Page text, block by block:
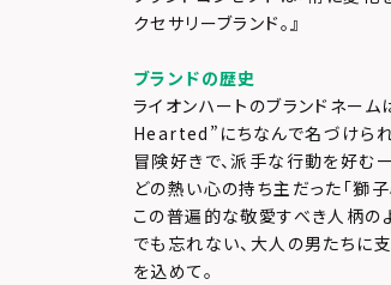
クセサリーブランド。』
ブランドの歴史
ライオンハートのブランドネー
Hearted”にちなんで名づけられ
冒険好きで、派手な行動を好む
どの熱い心の持ち主だった「獅子
この普遍的な敬愛すべき人柄の
でも忘れない、大人の男たちに
を込めて。